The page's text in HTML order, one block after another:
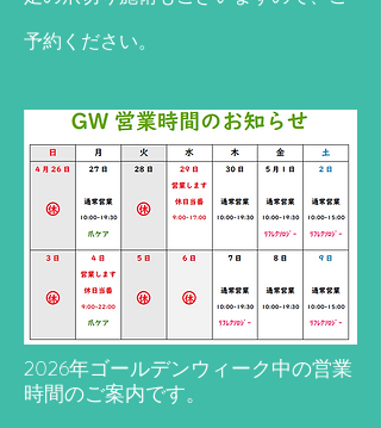
予約ください。
2026年ゴールデンウィーク中の営業
時間のご案内です。